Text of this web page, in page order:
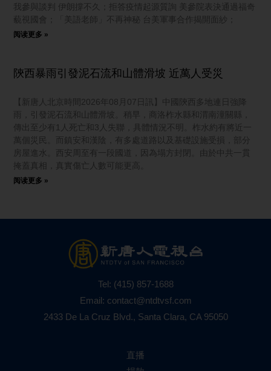
我參與談判 伊朗撐不久；拒答疫情起源質詢 美參院表決通過福奇
藐視國會；「美語老師」不再神秘 台美軍事合作揭開面紗；
阅读更多 »
陝西暴雨引發泥石流和山體滑坡 近萬人受災
【新唐人北京時間2026年08月07日訊】中國陝西多地連日強降
雨，引發泥石流和山體滑坡。稍早，商洛柞水縣和渭南潼關縣，
傳出至少有1人死亡和3人失聯，具體情況不明。柞水約有將近一
萬個災民。而鎮安和漢陰，有多處道路以及基礎設施受損，部分
房屋進水。西安周至有一段國道，因為塌方封閉。由於中共一貫
掩蓋真相，真實傷亡人數可能更高。
阅读更多 »
Tel: (415) 857-1688
Email: contact@ntdtvsf.com
2433 De La Cruz Blvd., Santa Clara, CA 95050
直播